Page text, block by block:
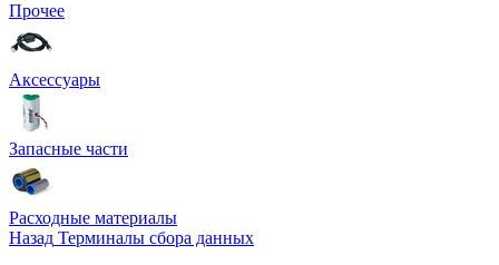
Прочее
Аксессуары
Запасные части
Расходные материалы
Назад Терминалы сбора данных